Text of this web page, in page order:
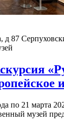
д 87
по 21 марта
музей